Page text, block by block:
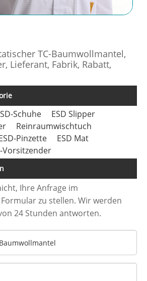
TC-Baumwollmantel,
Lieferant, Fabrik, Rabatt,
Schuhe
ESD Slipper
Reinraumwischtuch
Pinzette
ESD Mat
Vorsitzender
Ihre Anfrage im
zu stellen. Wir werden
24 Stunden antworten.